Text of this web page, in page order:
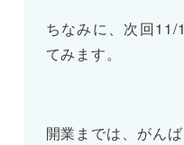
ちなみに、次回11/
てみます。
開業までは、がん